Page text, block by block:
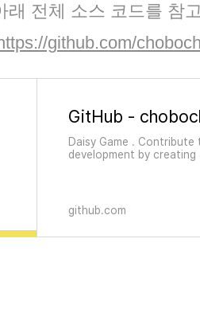
래 전체 소스 코드를 참
github.com/
Daisy Game .
development by
github.com